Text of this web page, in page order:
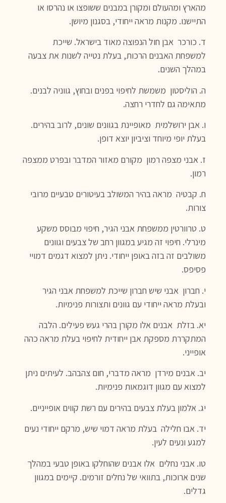
מהארץ ומהעולם ומקורן במבנים ששופצו או נהרסו או
התיישנו. מקנות מראה ייחודי, בסגנון מיושן.
ד. כורכר אבן חול הנפוצה מאוד בישראל. שייכת
למשפחת האבנים הרכות, בעלת נטייה לשנות את צבעה
במהלך השנים.
ה. הוליסטון משמשת לחיפוי בפנים ובחוץ, גווניה לבנים.
מתאימה גם לחדרי רחצה.
ו. אבן ירושלמית מאופיינת בגוונים שונים, לרוב בהירים.
בעלת יופי מיוחד וציביון יוצא דופן.
ז. אבני מצפה רמון מקורם מאזור המדבר ובפרט ממצפה
רמון.
ח. קבטיה מראה בהיר המשולב בעיטורים טבעיים מרובי
צורות.
ט. טרוורטין ממשפחת אבני הגיר, חיפוי מבוסס משקע
מינרלי. חיפוי זה מגיע במגוון רחב של צבעים וגוונים
משולבים זה בזה באופן ייחודי. ניתן למצוא דגמים דמויי
פסיפס.
י. חברון אבני שיש חברון שייכת למשפחת אבני הגיר
ובעלת מראה ייחודי עם גוונים ותצורות פנימיות.
יא. בזלת אבנים אלו מקורן בהרי געש פעילים. הלבה
המתקררת מספקת אבן ייחודית לחיפוי בעלת מראה כהה
אופייני.
יב. אבנים מירדן מראה מדברי, חום צהבהב. לעיתים ניתן
למצוא עם מגוון דוגמאות פנימיות.
יג. אלמון בעלת צבעים בהירים עם רשת קווים אופייניים.
יד. אבו חלילה בעלת מראה דמוי שיש, מרקם ייחודי נעים
למגע ונעים לעין.
טו. אבני נחלים אלו אבנים שהוחלקו באופן טבעי במהלך
שנים ארוכות, בתוואי של נחלים זורמים. קיימים במגוון
גדלים.